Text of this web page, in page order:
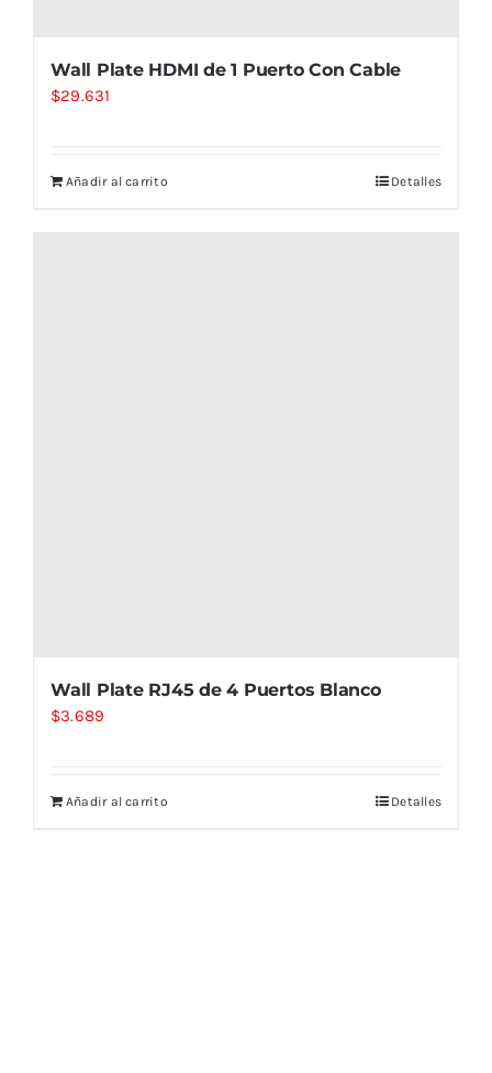
Wall Plate HDMI de 1 Puerto Con Cable
$29.631
Añadir al carrito Detalles
Wall Plate RJ45 de 4 Puertos Blanco
$3.689
Añadir al carrito Detalles